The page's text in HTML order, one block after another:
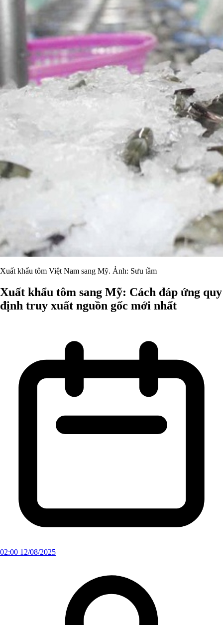
Xuất khẩu tôm Việt Nam sang Mỹ. Ảnh: Sưu tầm
Xuất khẩu tôm sang Mỹ: Cách đáp ứng quy
định truy xuất nguồn gốc mới nhất
02:00 12/08/2025